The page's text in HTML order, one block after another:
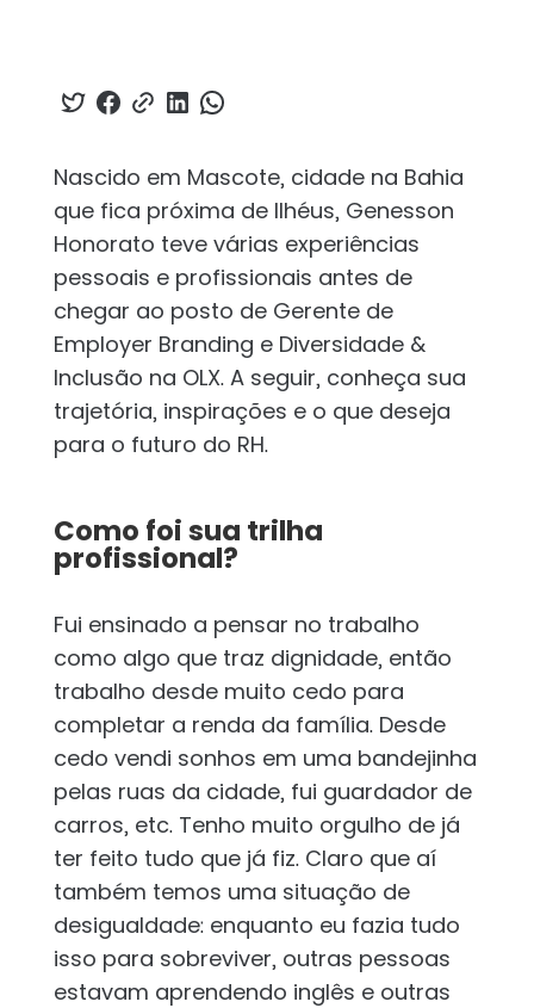
Nascido em Mascote, cidade na Bahia
que fica próxima de Ilhéus, Genesson
Honorato teve várias experiências
pessoais e profissionais antes de
chegar ao posto de Gerente de
Employer Branding e Diversidade &
Inclusão na OLX. A seguir, conheça sua
trajetória, inspirações e o que deseja
para o futuro do RH.
Como foi sua trilha
profissional?
Fui ensinado a pensar no trabalho
como algo que traz dignidade, então
trabalho desde muito cedo para
completar a renda da família. Desde
cedo vendi sonhos em uma bandejinha
pelas ruas da cidade, fui guardador de
carros, etc. Tenho muito orgulho de já
ter feito tudo que já fiz. Claro que aí
também temos uma situação de
desigualdade: enquanto eu fazia tudo
isso para sobreviver, outras pessoas
estavam aprendendo inglês e outras